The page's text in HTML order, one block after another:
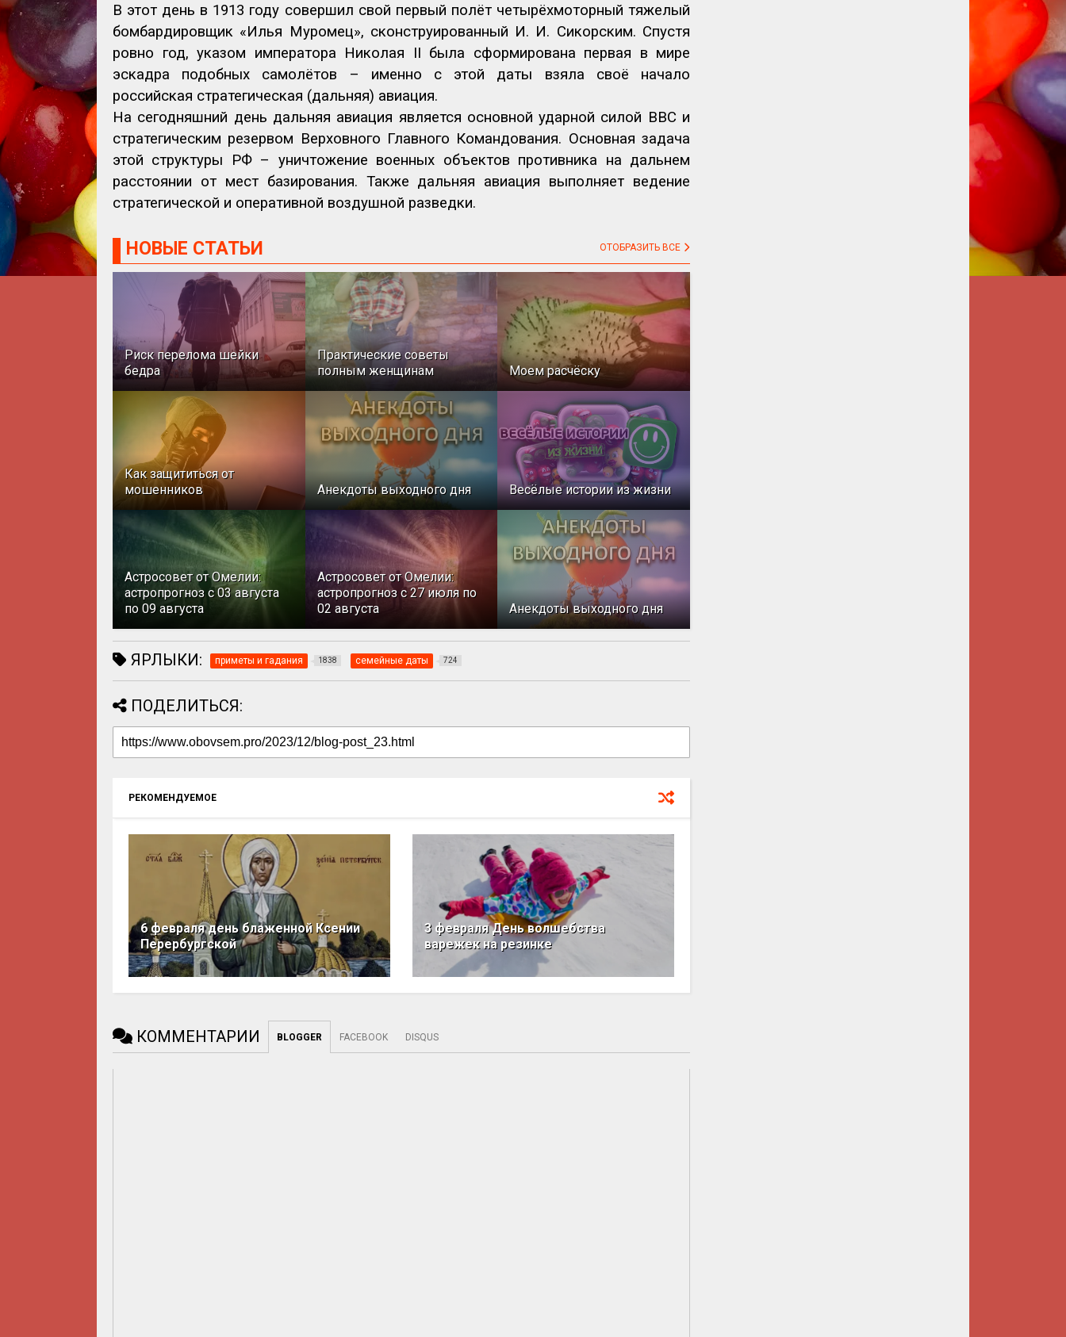
В этот день в 1913 году совершил свой первый полёт четырёхмоторный тяжелый
бомбардировщик «Илья Муромец», сконструированный И. И. Сикорским. Спустя
ровно год, указом императора Николая
II была сформирована первая в мире
эскадра подобных самолётов – именно с этой даты взяла своё начало
российская стратегическая (дальняя) авиация.
На сегодняшний день дальняя авиация является основной ударной силой ВВС и
стратегическим резервом Верховного Главного Командования. Основная задача
этой структуры РФ – уничтожение военных объектов противника на дальнем
расстоянии от мест базирования. Также дальняя авиация выполняет ведение
стратегической и оперативной воздушной разведки.
НОВЫЕ СТАТЬИ ОТОБРАЗИТЬ ВСЕ
Риск перелома шейки
бедра
Практические советы
полным женщинам
Моем расчёску
Как защититься от
мошенников
Анекдоты выходного дня Весёлые истории из жизни
Астросовет от Омелии:
астропрогноз с 03 августа
по 09 августа
Астросовет от Омелии:
астропрогноз с 27 июля по
02 августа
Анекдоты выходного дня
ЯРЛЫКИ: приметы и гадания 1838 семейные даты 724
ПОДЕЛИТЬСЯ:
РЕКОМЕНДУЕМОЕ
6 февраля день блаженной Ксении
Перербургской
3 февраля День волшебства
варежек на резинке
КОММЕНТАРИИ BLOGGER FACEBOOK DISQUS